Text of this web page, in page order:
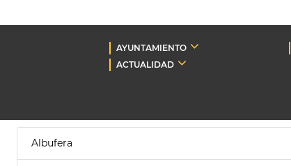
AYUNTAMIENTO
ACTUALIDAD
Albufera